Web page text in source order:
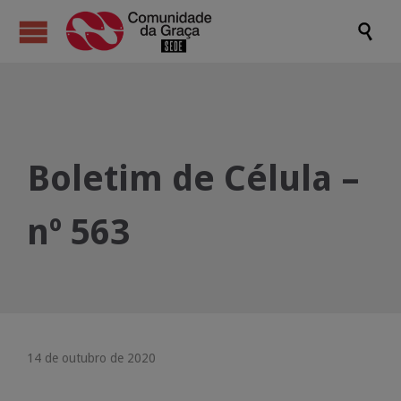

Boletim de Célula –
nº 563
14 de outubro de 2020